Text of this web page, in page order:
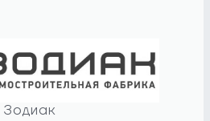
Зодиак